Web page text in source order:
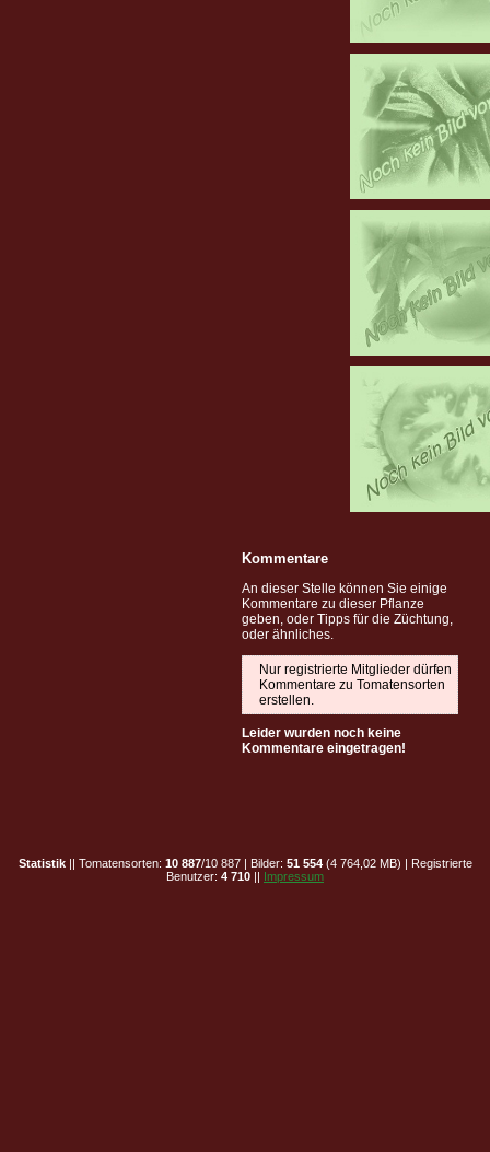
Kommentare
An dieser Stelle können Sie einige
Kommentare zu dieser Pflanze
geben, oder Tipps für die Züchtung,
oder ähnliches.
Nur registrierte Mitglieder dürfen
Kommentare zu Tomatensorten
erstellen.
Leider wurden noch keine
Kommentare eingetragen!
Statistik|| Tomatensorten: 10 887/10 887 | Bilder: 51 554(4 764,02 MB) | Registrierte
Benutzer: 4 710 || Impressum